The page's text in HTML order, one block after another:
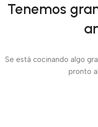
Tenemos
Se está cocinando algo
pronto